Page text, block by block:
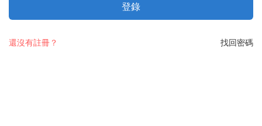
登錄
找回密碼
還沒有註冊？